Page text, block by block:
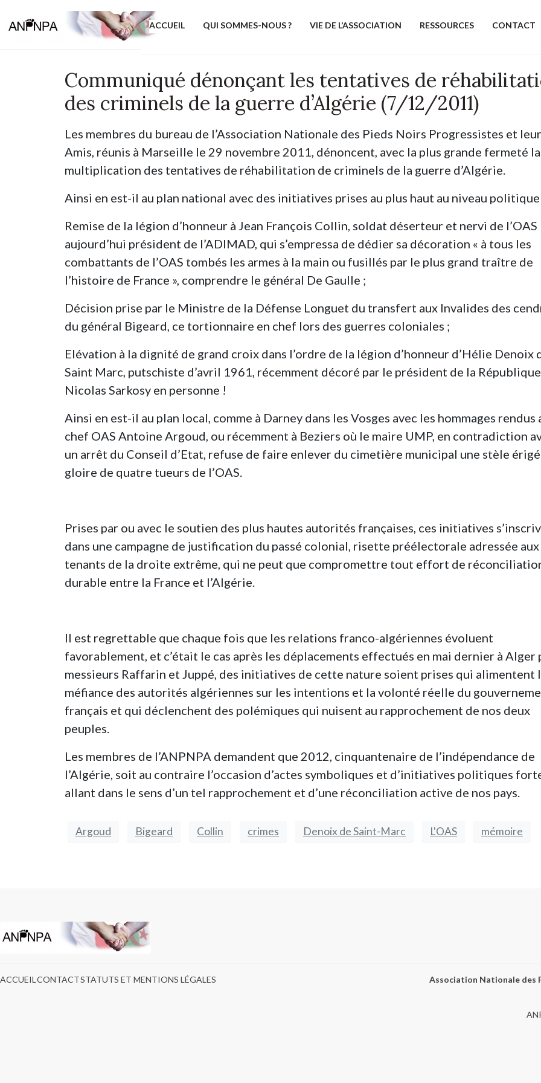
ACCUEIL QUI SOMMES-NOUS ? VIE DE L’ASSOCIATION RESSOURCES CONTACT
Communiqué dénonçant les tentatives de
des criminels de la guerre d’Algérie (7/12/2011)
Les membres du bureau de l’Association Nationale des Pieds Noirs Progressistes et
Amis, réunis à Marseille le 29 novembre 2011, dénoncent, avec la plus grande fermeté la
multiplication des tentatives de réhabilitation de criminels de la guerre d’Algérie.
Ainsi en est-il au plan national avec des initiatives prises au plus haut au niveau politique
Remise de la légion d’honneur à Jean François Collin, soldat déserteur et nervi de l’OAS
aujourd’hui président de l’ADIMAD, qui s’empressa de dédier sa décoration « à tous les
combattants de l’OAS tombés les armes à la main ou fusillés par le plus grand traître de
l’histoire de France », comprendre le général De Gaulle ;
Décision prise par le Ministre de la Défense Longuet du transfert aux Invalides des
du général Bigeard, ce tortionnaire en chef lors des guerres coloniales ;
Elévation à la dignité de grand croix dans l’ordre de la légion d’honneur d’Hélie Denoix
Saint Marc, putschiste d’avril 1961, récemment décoré par le président de la République
Nicolas Sarkosy en personne !
Ainsi en est-il au plan local, comme à Darney dans les Vosges avec les hommages rendus
chef OAS Antoine Argoud, ou récemment à Beziers où le maire UMP, en contradiction
un arrêt du Conseil d’Etat, refuse de faire enlever du cimetière municipal une stèle
gloire de quatre tueurs de l’OAS.
Prises par ou avec le soutien des plus hautes autorités françaises, ces initiatives
dans une campagne de justification du passé colonial, risette préélectorale adressée aux
tenants de la droite extrême, qui ne peut que compromettre tout effort de
durable entre la France et l’Algérie.
Il est regrettable que chaque fois que les relations franco-algériennes évoluent
favorablement, et c’était le cas après les déplacements effectués en mai dernier à Alger
messieurs Raffarin et Juppé, des initiatives de cette nature soient prises qui alimentent
méfiance des autorités algériennes sur les intentions et la volonté réelle du
français et qui déclenchent des polémiques qui nuisent au rapprochement de nos deux
peuples.
Les membres de l’ANPNPA demandent que 2012, cinquantenaire de l’indépendance de
l’Algérie, soit au contraire l’occasion d’actes symboliques et d’initiatives politiques
allant dans le sens d’un tel rapprochement et d’une réconciliation active de nos pays.
Argoud Bigeard Collin crimes Denoix de Saint-Marc L'OAS mémoire
ACCUEIL CONTACTSTATUTS ET MENTIONS LÉGALES
Association Nationale des